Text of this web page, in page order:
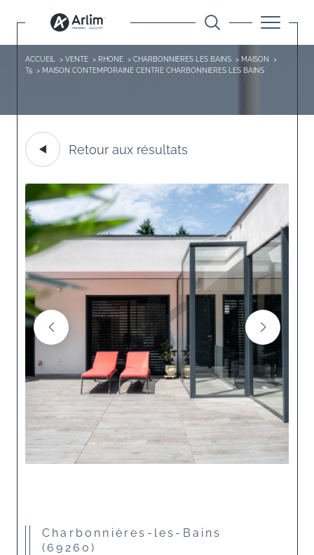
ACCUEIL VENTE RHONE CHARBONNIERES LES BAINS
MAISON
T5
MAISON CONTEMPORAINE CENTRE CHARBONNIERES LES BAINS
Retour aux résultats
Charbonnières-les-Bains
(69260)